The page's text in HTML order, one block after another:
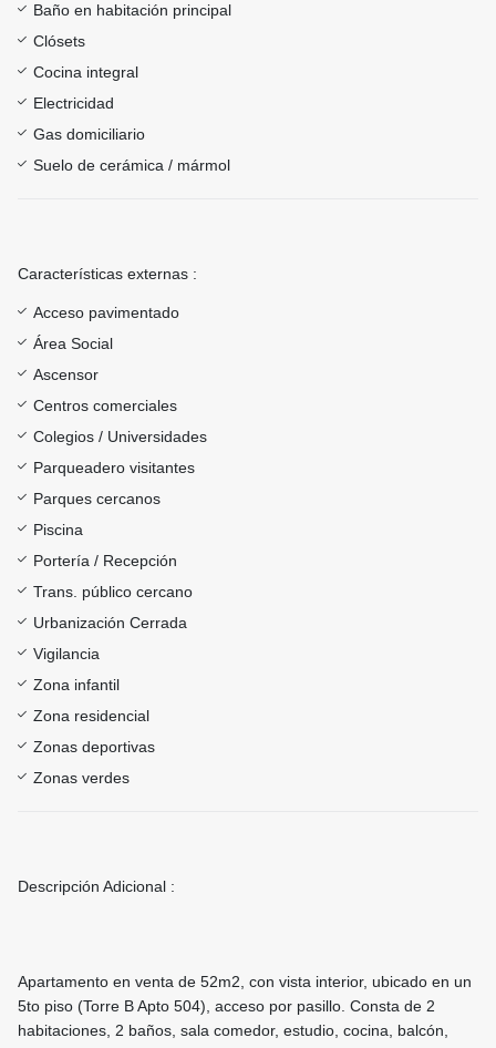
Baño en habitación principal
Clósets
Cocina integral
Electricidad
Gas domiciliario
Suelo de cerámica / mármol
Características externas :
Acceso pavimentado
Área Social
Ascensor
Centros comerciales
Colegios / Universidades
Parqueadero visitantes
Parques cercanos
Piscina
Portería / Recepción
Trans. público cercano
Urbanización Cerrada
Vigilancia
Zona infantil
Zona residencial
Zonas deportivas
Zonas verdes
Descripción Adicional :
Apartamento en venta de 52m2, con vista interior, ubicado en un
5to piso (Torre B Apto 504), acceso por pasillo. Consta de 2
habitaciones, 2 baños, sala comedor, estudio, cocina, balcón,